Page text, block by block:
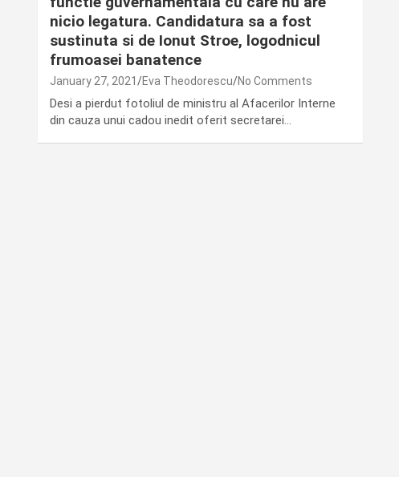
nicio legatura. Candidatura sa a fost
sustinuta si de Ionut Stroe, logodnicul
frumoasei banatence
January 27, 2021 Eva Theodorescu No Comments
Desi a pierdut fotoliul de ministru al Afacerilor Interne
din cauza unui cadou inedit oferit secretarei…